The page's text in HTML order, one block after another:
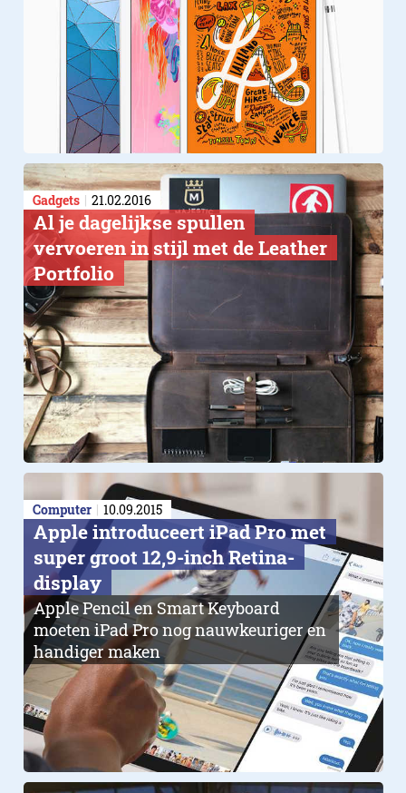
Gadgets 21.02.2016
Al je dagelijkse spullen
vervoeren in stijl met de Leather
Portfolio
Computer 10.09.2015
Apple introduceert iPad Pro met
super groot 12,9-inch Retina-
display
Apple Pencil en Smart Keyboard
moeten iPad Pro nog nauwkeuriger en
handiger maken